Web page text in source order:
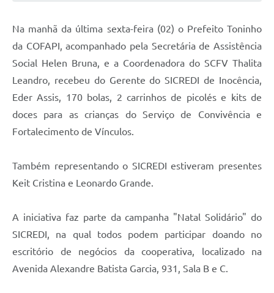
Na manhã da última sexta-feira (02) o Prefeito Toninho
da COFAPI, acompanhado pela Secretária de Assistência
Social Helen Bruna, e a Coordenadora do SCFV Thalita
Leandro, recebeu do Gerente do SICREDI de Inocência,
Eder Assis, 170 bolas, 2 carrinhos de picolés e kits de
doces para as crianças do Serviço de Convivência e
Fortalecimento de Vínculos.
Também representando o SICREDI estiveram presentes
Keit Cristina e Leonardo Grande.
A iniciativa faz parte da campanha "Natal Solidário" do
SICREDI, na qual todos podem participar doando no
escritório de negócios da cooperativa, localizado na
Avenida Alexandre Batista Garcia, 931, Sala B e C.